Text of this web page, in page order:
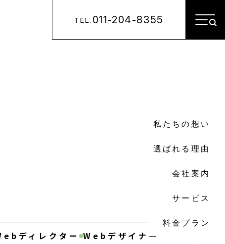
TEL. 011-204-8355
私たちの想い
選ばれる理由
会社案内
サービス
料金プラン
ディレクター Webデザイナー